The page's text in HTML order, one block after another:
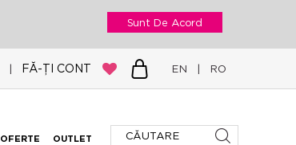
Sunt De Acord
| FĂ-ȚI CONT EN | RO
OFERTE OUTLET